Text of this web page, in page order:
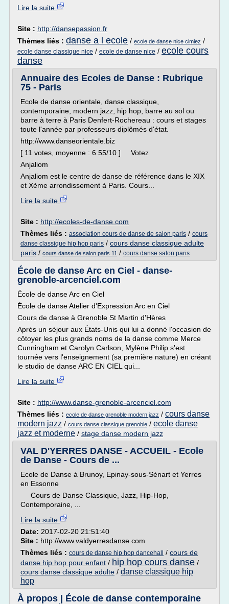
Lire la suite
Site : http://dansepassion.fr
Thèmes liés : danse a l ecole / ecole de danse nice cimiez /
ecole danse classique nice / ecole de danse nice / ecole cours
danse
Annuaire des Ecoles de Danse : Rubrique
75 - Paris
Ecole de danse orientale, danse classique,
contemporaine, modern jazz, hip hop, barre au sol ou
barre à terre à Paris Denfert-Rochereau : cours et stages
toute l'année par professeurs diplômés d'état.
http://www.danseorientale.biz
[ 11 votes, moyenne : 6.55/10 ] Votez
Anjaliom
Anjaliom est le centre de danse de référence dans le XIX
et Xème arrondissement à Paris. Cours...
Lire la suite
Site : http://ecoles-de-danse.com
Thèmes liés : association cours de danse de salon paris / cours
danse classique hip hop paris / cours danse classique adulte
paris / cours danse de salon paris 11 / cours danse salon paris
École de danse Arc en Ciel - danse-
grenoble-arcenciel.com
École de danse Arc en Ciel
École de danse Atelier d'Expression Arc en Ciel
Cours de danse à Grenoble St Martin d'Hères
Après un séjour aux États-Unis qui lui a donné l'occasion de
côtoyer les plus grands noms de la danse comme Merce
Cunningham et Carolyn Carlson, Mylène Philip s'est
tournée vers l'enseignement (sa première nature) en créant
le studio de danse ARC EN CIEL qui...
Lire la suite
Site : http://www.danse-grenoble-arcenciel.com
Thèmes liés : ecole de danse grenoble modern jazz / cours danse
modern jazz / cours danse classique grenoble / ecole danse
jazz et moderne / stage danse modern jazz
VAL D'YERRES DANSE - ACCUEIL - Ecole
de Danse - Cours de ...
Ecole de Danse à Brunoy, Epinay-sous-Sénart et Yerres
en Essonne
Cours de Danse Classique, Jazz, Hip-Hop,
Contemporaine, ...
Lire la suite
Date: 2017-02-20 21:51:40
Site : http://www.valdyerresdanse.com
Thèmes liés : cours de danse hip hop dancehall / cours de
danse hip hop pour enfant / hip hop cours danse /
cours danse classique adulte / danse classique hip
hop
À propos | École de danse contemporaine